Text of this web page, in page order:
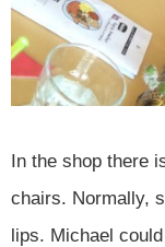
In the shop there
chairs. Normally,
lips. Michael